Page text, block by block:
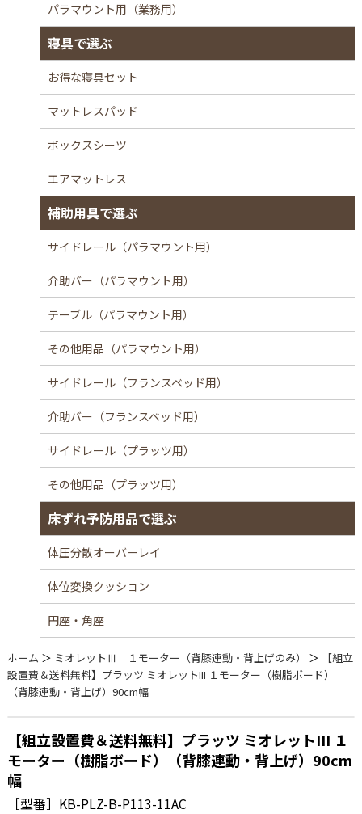
パラマウント用（業務用）
寝具で選ぶ
お得な寝具セット
マットレスパッド
ボックスシーツ
エアマットレス
補助用具で選ぶ
サイドレール（パラマウント用）
介助バー（パラマウント用）
テーブル（パラマウント用）
その他用品（パラマウント用）
サイドレール（フランスベッド用）
介助バー（フランスベッド用）
サイドレール（プラッツ用）
その他用品（プラッツ用）
床ずれ予防用品で選ぶ
体圧分散オーバーレイ
体位変換クッション
円座・角座
ホーム ＞ ミオレットⅢ １モーター（背膝連動・背上げのみ） ＞
【組立
設置費＆送料無料】プラッツ ミオレットIII １モーター（樹脂ボード）
（背膝連動・背上げ）90cm幅
【組立設置費＆送料無料】プラッツ ミオレットIII １
モーター（樹脂ボード）（背膝連動・背上げ）90cm
幅
［型番］KB-PLZ-B-P113-11AC